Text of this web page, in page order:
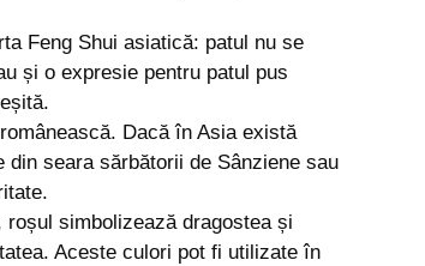
Feng Shui asiatică: patul nu se
și o expresie pentru patul pus
Dacă în Asia există
seara sărbătorii de Sânziene sau
simbolizează dragostea și
Aceste culori pot fi utilizate în